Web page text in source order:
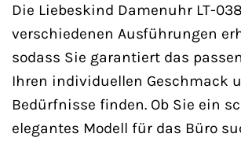
Die Liebeskind Damenuhr LT-
verschiedenen Ausführungen
sodass Sie garantiert das
Ihren individuellen Geschmack
Bedürfnisse finden. Ob Sie ein
elegantes Modell für das Büro